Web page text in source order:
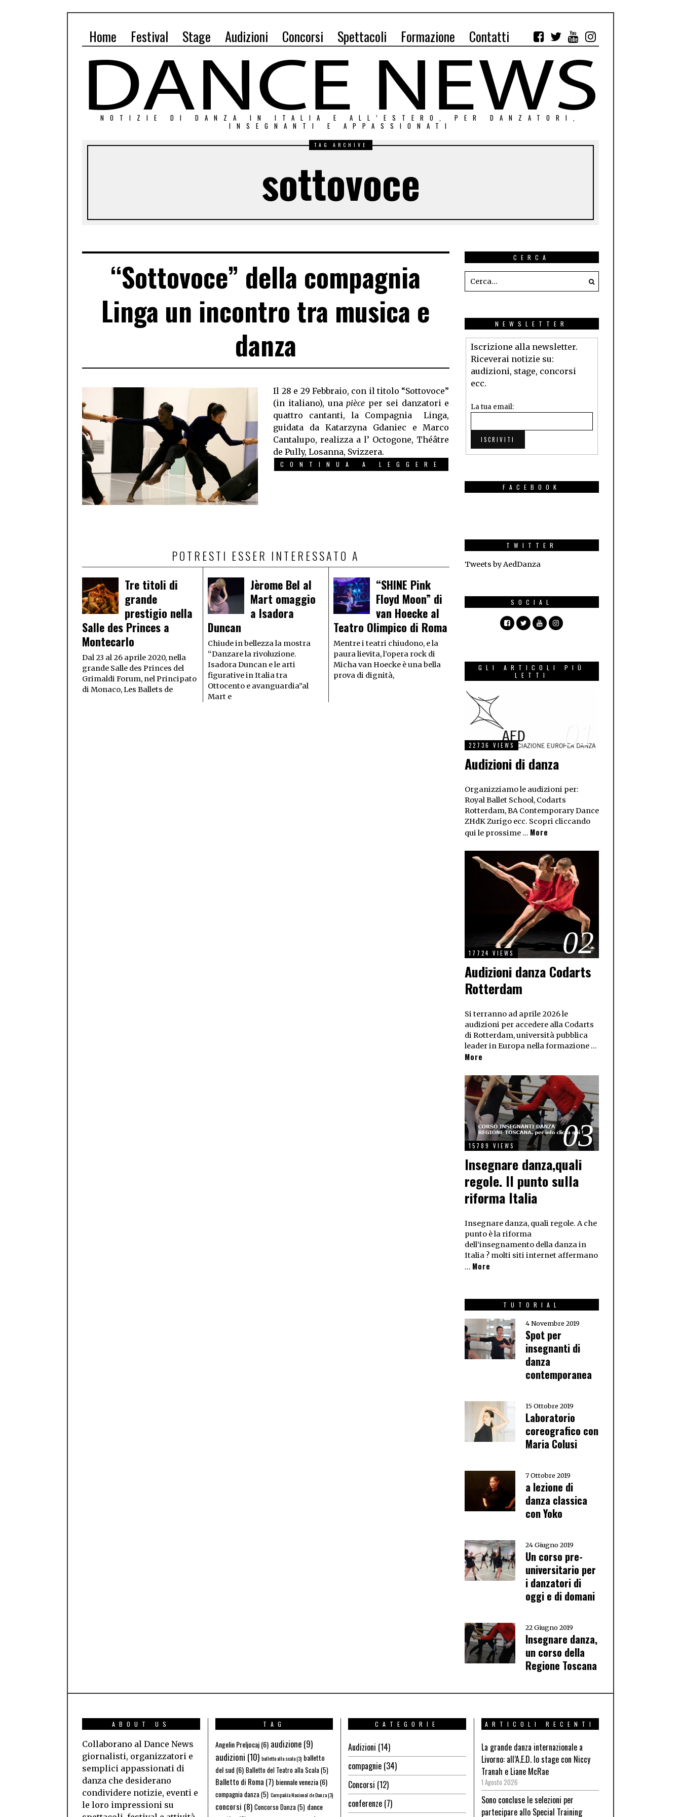
Home Festival Stage Audizioni Concorsi Spettacoli Formazione Contatti
NOTIZIE DI DANZA IN ITALIA E ALL’ESTERO, PER DANZATORI,
INSEGNANTI E APPASSIONATI
TAG ARCHIVE
sottovoce
“Sottovoce” della compagnia
Linga un incontro tra musica e
danza
Il 28 e 29 Febbraio, con il titolo “Sottovoce”
(in italiano), unapièce per sei danzatori e
quattro cantanti, la Compagnia Linga,
guidata da Katarzyna Gdaniec e Marco
Cantalupo, realizza a l’ Octogone, Théâtre
de Pully, Losanna, Svizzera.
CONTINUA A LEGGERE
POTRESTI ESSER INTERESSATO A
Tre titoli di
grande
prestigio nella
Salle des Princes a
Montecarlo
Dal 23 al 26 aprile 2020, nella
grande Salle des Princes del
Grimaldi Forum, nel Principato
di Monaco, Les Ballets de
Jèrome Bel al
Mart omaggio
a Isadora
Duncan
Chiude in bellezza la mostra
“Danzare la rivoluzione.
Isadora Duncan e le arti
figurative in Italia tra
Ottocento e avanguardia”al
Mart e
“SHINE Pink
Floyd Moon” di
van Hoecke al
Teatro Olimpico di Roma
Mentre i teatri chiudono, e la
paura lievita, l’opera rock di
Micha van Hoecke è una bella
prova di dignità,
CERCA
NEWSLETTER
Iscrizione alla newsletter.
Riceverai notizie su:
audizioni, stage, concorsi
ecc.
La tua email:
FACEBOOK
TWITTER
Tweets by AedDanza
SOCIAL
GLI ARTICOLI PIÙ
LETTI
01
22736 VIEWS
Audizioni di danza
Organizziamo le audizioni per:
Royal Ballet School, Codarts
Rotterdam, BA Contemporary Dance
ZHdK Zurigo ecc. Scopri cliccando
qui le prossime … More
02
17724 VIEWS
Audizioni danza Codarts
Rotterdam
Si terranno ad aprile 2026 le
audizioni per accedere alla Codarts
di Rotterdam, università pubblica
leader in Europa nella formazione …
More
03
15789 VIEWS
Insegnare danza,quali
regole. Il punto sulla
riforma Italia
Insegnare danza, quali regole. A che
punto è la riforma
dell’insegnamento della danza in
Italia ? molti siti internet affermano
… More
TUTORIAL
4 Novembre 2019
Spot per
insegnanti di
danza
contemporanea
15 Ottobre 2019
Laboratorio
coreografico con
Maria Colusi
7 Ottobre 2019
a lezione di
danza classica
con Yoko
24 Giugno 2019
Un corso pre-
universitario per
i danzatori di
oggi e di domani
22 Giugno 2019
Insegnare danza,
un corso della
Regione Toscana
ABOUT US
Collaborano al Dance News
giornalisti, organizzatori e
semplici appassionati di
danza che desiderano
condividere notizie, eventi e
le loro impressioni su
TAG
Angelin Preljocaj(6) audizione(9)
audizioni (10) balletto alla scala(3) balletto
del sud (6) Balletto del Teatro alla Scala(5)
Balletto di Roma (7) biennale venezia(6)
compagnia danza(5) Compañía Nacional de Danza(3)
concorsi (8) Concorso Danza(5) dance
CATEGORIE
Audizioni (14)
compagnie (34)
Concorsi (12)
conferenze (7)
ARTICOLI RECENTI
La grande danza internazionale a
Livorno: all’A.E.D. lo stage con Niccy
Tranah e Liane McRae
1 Agosto 2026
Sono concluse le selezioni per
partecipare allo Special Training